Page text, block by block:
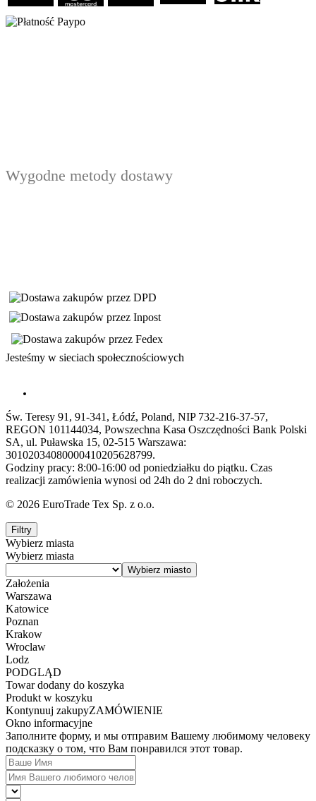
Wygodne metody dostawy
Jesteśmy w sieciach społecznościowych
Św. Teresy 91, 91-341, Łódź, Poland, NIP 732-216-37-57,
REGON 101144034, Powszechna Kasa Oszczędności Bank Polski
SA, ul. Puławska 15, 02-515 Warszawa:
30102034080000410205628799.
Godziny pracy: 8:00-16:00 od poniedziałku do piątku. Czas
realizacji zamówienia wynosi od 24h do 2 dni roboczych.
© 2026 EuroTrade Tex Sp. z o.o.
Filtry
Wybierz miasta
Wybierz miasta
Założenia
Warszawa
Katowice
Poznan
Krakow
Wroclaw
Lodz
PODGLĄD
Towar dodany do koszyka
Produkt w koszyku
Kontynuuj zakupyZAMÓWIENIE
Okno informacyjne
Заполните форму, и мы отправим Вашему любимому человеку
подсказку о том, что Вам понравился этот товар.